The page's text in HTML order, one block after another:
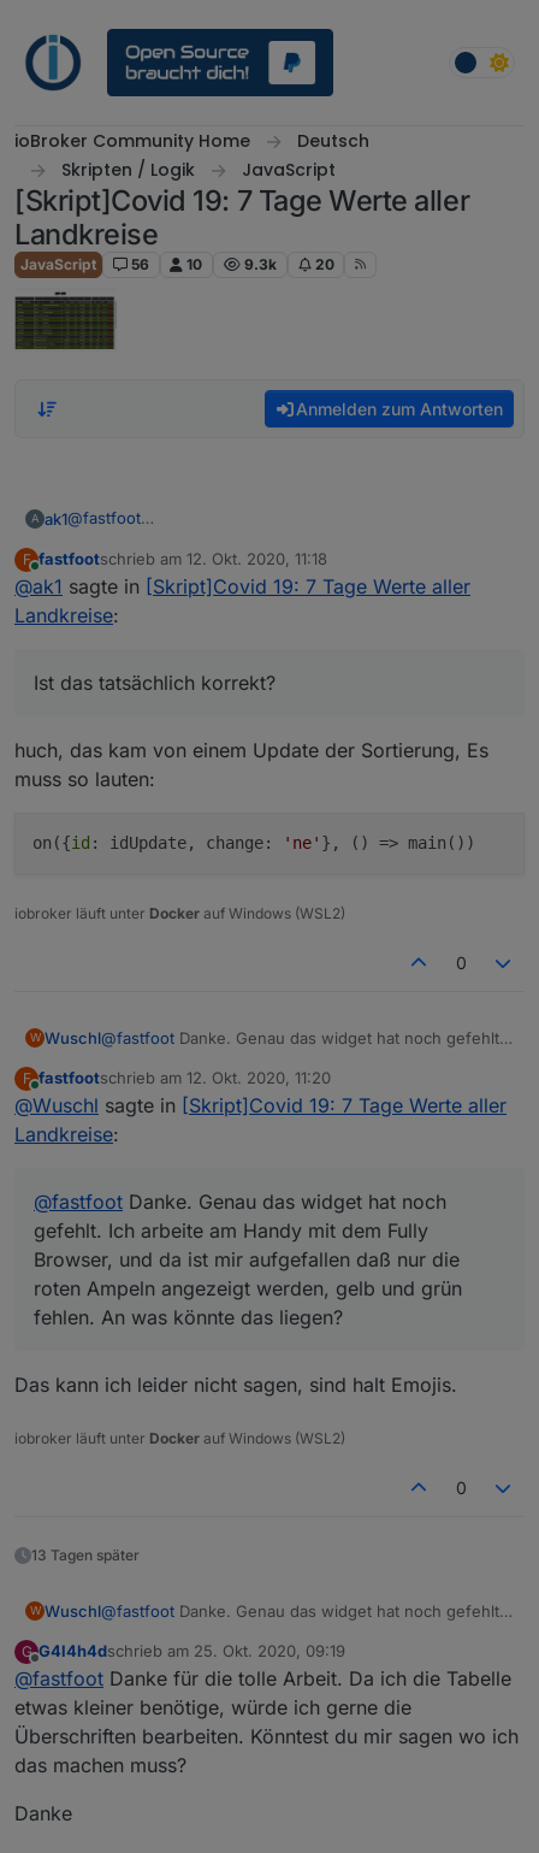
ioBroker Community Home
Deutsch
Skripten / Logik
JavaScript
[Skript]Covid 19: 7 Tage Werte aller
Landkreise
JavaScript 56 10 9.3k 20
Anmelden zum Antworten
A ak1@fastfoot
Eindruck, dass es nicht durch ein Update des Covid-19
Statistik Adapters richtig getriggert wird.
Bei mir aktualisiert er scheinbar nur, wenn ich das Skript
//run whenever Covid 19 adapter updates data
Ist das tatsächlich korrekt?
F
Online
fastfootschrieb am 12. Okt. 2020, 11:18
zuletzt editiert von
@ak1 sagte in [Skript]Covid 19: 7 Tage Werte aller
Landkreise:
Ist das tatsächlich korrekt?
huch, das kam von einem Update der Sortierung, Es
muss so lauten:
on({id : idUpdate, change: 'ne' }, () => main())
iobroker läuft unter Docker auf Windows (WSL2)
0
W Wuschl@fastfoot Danke. Genau das widget hat noch gefehlt.
mir aufgefallen daß nur die roten Ampeln angezeigt
werden, gelb und grün fehlen. An was könnte das
liegen?
F
Online
fastfootschrieb am 12. Okt. 2020, 11:20
zuletzt editiert von
@Wuschl sagte in [Skript]Covid 19: 7 Tage Werte aller
Landkreise:
@fastfoot Danke. Genau das widget hat noch
gefehlt. Ich arbeite am Handy mit dem Fully
Browser, und da ist mir aufgefallen daß nur die
roten Ampeln angezeigt werden, gelb und grün
fehlen. An was könnte das liegen?
Das kann ich leider nicht sagen, sind halt Emojis.
iobroker läuft unter Docker auf Windows (WSL2)
0
13 Tagen später
W Wuschl@fastfoot Danke. Genau das widget hat noch gefehlt.
mir aufgefallen daß nur die roten Ampeln angezeigt
werden, gelb und grün fehlen. An was könnte das
liegen?
G
Offline
G4l4h4dschrieb am 25. Okt. 2020, 09:19
zuletzt editiert von
@fastfoot Danke für die tolle Arbeit. Da ich die Tabelle
etwas kleiner benötige, würde ich gerne die
Überschriften bearbeiten. Könntest du mir sagen wo ich
das machen muss?
Danke